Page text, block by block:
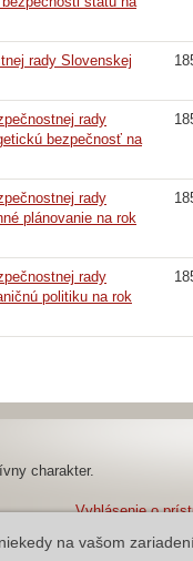
rady Slovenskej
rady
bezpečnosť na
rady
plánovanie na rok
rady
politiku na rok
charakter.
Vyhlásenie o
MOV v2.1.0.0,
na vašom